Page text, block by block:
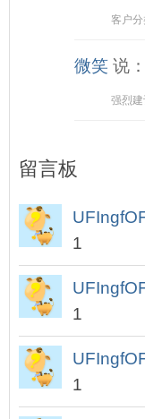
客户
微笑 说：
强烈
留言板
1
1
1